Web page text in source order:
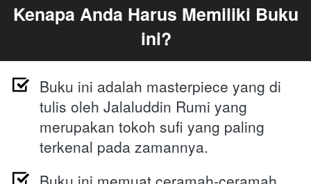
Kenapa Anda Harus Memiliki Buku
ini?
Buku ini adalah masterpiece yang di
tulis oleh Jalaluddin Rumi yang
merupakan tokoh sufi yang paling
terkenal pada zamannya.